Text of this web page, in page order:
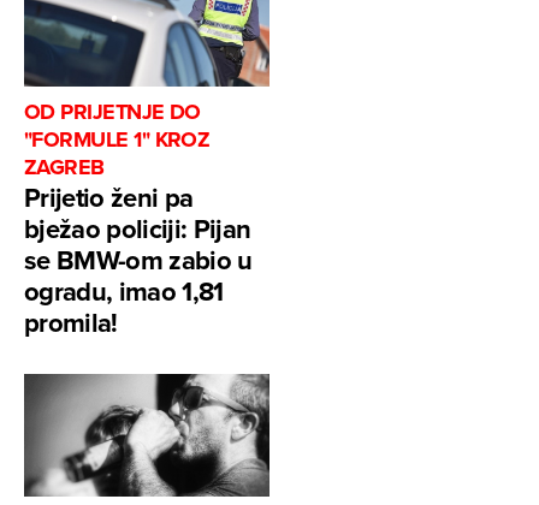
OD PRIJETNJE DO
"FORMULE 1" KROZ
ZAGREB
Prijetio ženi pa
bježao policiji: Pijan
se BMW-om zabio u
ogradu, imao 1,81
promila!